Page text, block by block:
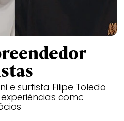
e surfista Filipe Toledo
como